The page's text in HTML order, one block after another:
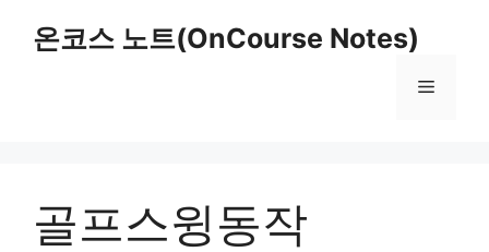
온코스 노트(OnCourse Notes)
Menu
골프스윙동작